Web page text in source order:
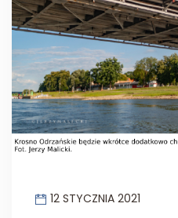
12 STYCZNIA 2021